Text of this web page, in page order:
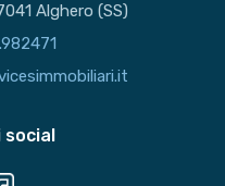
Alghero (SS)
social